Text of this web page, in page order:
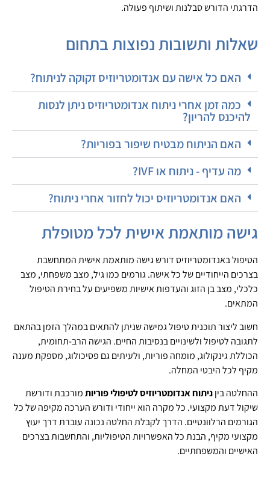
הדרגתי הדורש סבלנות ושיתוף פעולה.
שאלות ותשובות נפוצות בתחום
האם כל אישה עם אנדומטריוזיס זקוקה לניתוח?
כמה זמן אחרי ניתוח אנדומטריוזיס ניתן לנסות
להיכנס להריון?
האם הניתוח מבטיח שיפור בפוריות?
מה עדיף - ניתוח או IVF?
האם אנדומטריוזיס יכול לחזור אחרי ניתוח?
גישה מותאמת אישית לכל מטופלת
הטיפול באנדומטריוזיס דורש גישה מותאמת אישית המתחשבת
בצרכים הייחודיים של כל אישה. גורמים כמו גיל, מצב משפחתי, מצב
כלכלי, מצב בן הזוג והעדפות אישיות משפיעים על בחירת הטיפול
המתאים.
חשוב ליצור תוכנית טיפול גמישה שניתן להתאים במהלך הזמן בהתאם
לתגובה לטיפול ולשינויים בנסיבות החיים. הגישה הרב-תחומית,
הכוללת גינקולוג, מומחה פוריות, ולעיתים גם פסיכולוג, מספקת מענה
מקיף לכל היבטי המחלה.
ההחלטה ביןניתוח אנדומטריוזיס לטיפולי פוריותמורכבת ודורשת
שיקול דעת מקצועי. כל מקרה הוא ייחודי ודורש הערכה מקיפה של כל
הגורמים הרלוונטיים. הדרך לקבלת החלטה נכונה עוברת דרך יעוץ
מקצועי מקיף, הבנת כל האפשרויות הטיפוליות, והתחשבות בצרכים
האישיים והמשפחתיים.